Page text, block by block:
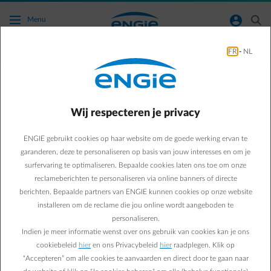
Ga naar de hoofdinhoud
Menu normal-account-circle search
mobiliteit
Podcast Watt the Fact:
hoe laden we in de
toekomst elektrische
wagens op?
11/02/2025
1 min
FR - NL
Wij respecteren je privacy
ENGIE gebruikt cookies op haar website om de goede werking ervan te
garanderen, deze te personaliseren op basis van jouw interesses en om je
surfervaring te optimaliseren. Bepaalde cookies laten ons toe om onze
reclameberichten te personaliseren via online banners of directe
berichten. Bepaalde partners van ENGIE kunnen cookies op onze website
installeren om de reclame die jou online wordt aangeboden te
personaliseren.
Indien je meer informatie wenst over ons gebruik van cookies kan je ons
cookiebeleid hier en ons Privacybeleid hier raadplegen. Klik op
“Accepteren” om alle cookies te aanvaarden en direct door te gaan naar